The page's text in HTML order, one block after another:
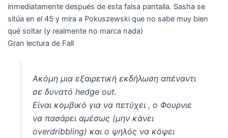
inmediatamente después de esta falsa pantalla. Sasha se
sitúa en el 45 y mira a Pokuszewski que no sabe muy bien
qué soltar (y realmente no marca nada)
Gran lectura de Fall
Ακόμη μια εξαιρετική εκδήλωση απέναντι
σε δυνατό hedge out.
Είναι κομβικό για να πετύχει , ο Φουρνιε
να πασάρει αμέσως (μην κάνει
overdribbling) και ο ψηλός να κόψει